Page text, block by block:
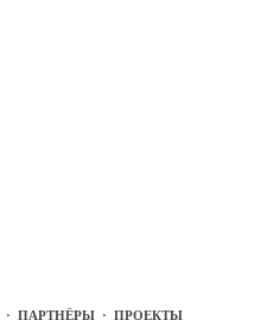
· ПАРТНЁРЫ · ПРОЕКТЫ